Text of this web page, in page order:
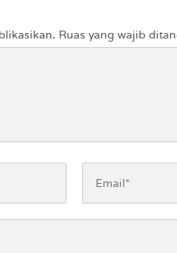
Ruas yang wajib